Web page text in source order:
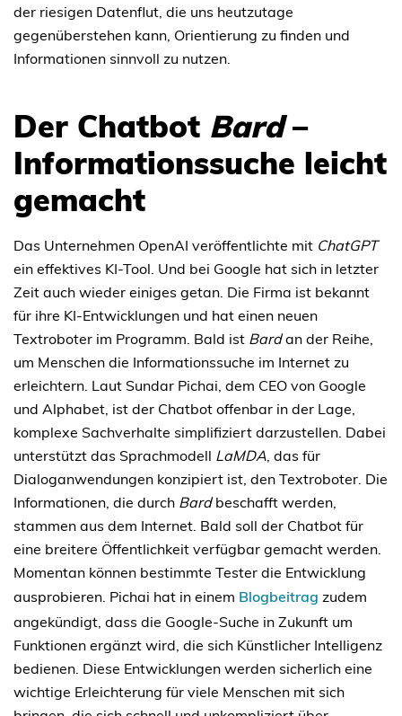
der riesigen Datenflut, die uns heutzutage
gegenüberstehen kann, Orientierung zu finden und
Informationen sinnvoll zu nutzen.
Der Chatbot Bard–
Informationssuche leicht
gemacht
Das Unternehmen OpenAI veröffentlichte mit ChatGPT
ein effektives KI-Tool. Und bei Google hat sich in letzter
Zeit auch wieder einiges getan. Die Firma ist bekannt
für ihre KI-Entwicklungen und hat einen neuen
Textroboter im Programm. Bald ist Bardan der Reihe,
um Menschen die Informationssuche im Internet zu
erleichtern. Laut Sundar Pichai, dem CEO von Google
und Alphabet, ist der Chatbot offenbar in der Lage,
komplexe Sachverhalte simplifiziert darzustellen. Dabei
unterstützt das Sprachmodell LaMDA, das für
Dialoganwendungen konzipiert ist, den Textroboter. Die
Informationen, die durch Bardbeschafft werden,
stammen aus dem Internet. Bald soll der Chatbot für
eine breitere Öffentlichkeit verfügbar gemacht werden.
Momentan können bestimmte Tester die Entwicklung
ausprobieren. Pichai hat in einem Blogbeitrag zudem
angekündigt, dass die Google-Suche in Zukunft um
Funktionen ergänzt wird, die sich Künstlicher Intelligenz
bedienen. Diese Entwicklungen werden sicherlich eine
wichtige Erleichterung für viele Menschen mit sich